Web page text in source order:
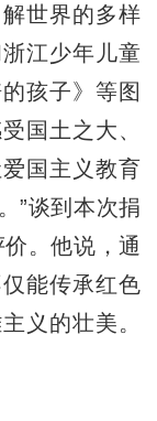
世界的多样
江少年儿童
孩子》等图
国土之大、
国主义教育
”谈到本次捐
。他说，通
能传承红色
义的壮美。